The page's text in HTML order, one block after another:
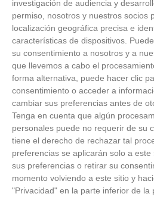
investigación de audiencia y
permiso, nosotros y nuestros socios
localización geográfica precisa e
características de dispositivos.
su consentimiento a nosotros y a
que llevemos a cabo el
forma alternativa, puede hacer clic
consentimiento o acceder a
cambiar sus preferencias antes de
Tenga en cuenta que algún
personales puede no requerir de su
tiene el derecho de rechazar tal
preferencias se aplicarán solo a
sus preferencias o retirar su
momento volviendo a este sitio y
"Privacidad" en la parte inferior de la